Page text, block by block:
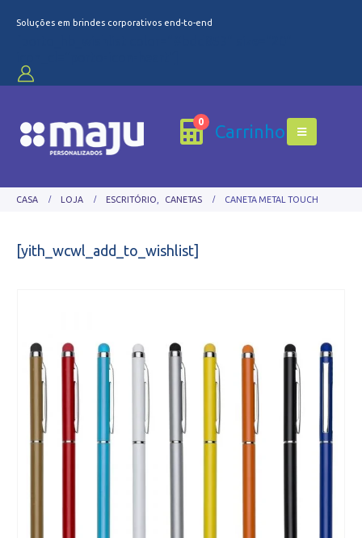
Soluções em brindes corporativos end-to-end
0 Carrinho
CASA LOJA ESCRITÓRIO CANETAS CANETA METAL TOUCH
[yith_wcwl_add_to_wishlist]